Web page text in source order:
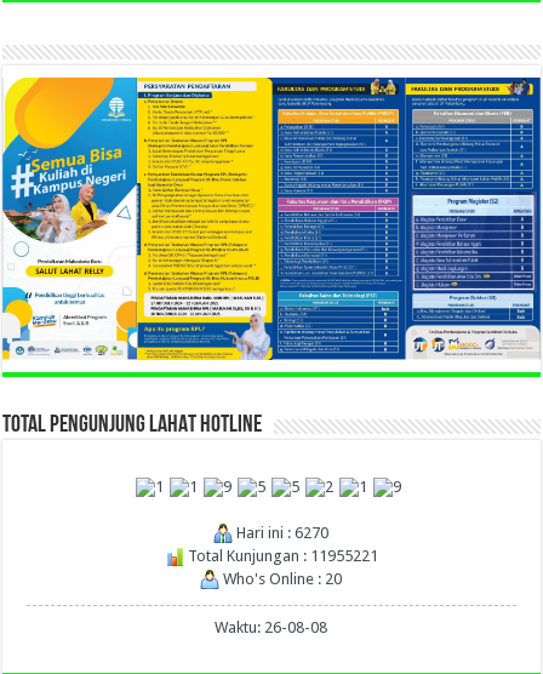
TOTAL PENGUNJUNG LAHAT HOTLINE
Hari ini : 6270
Total Kunjungan : 11955221
Who's Online : 20
Waktu: 26-08-08